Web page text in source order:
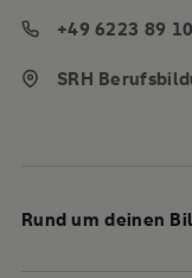
Rund um deinen
+49 6223 89
SRH